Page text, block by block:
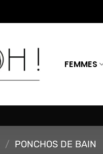
FEMMES
/ PONCHOS DE BAIN